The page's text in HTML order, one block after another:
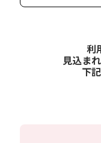
利
見込ま
下